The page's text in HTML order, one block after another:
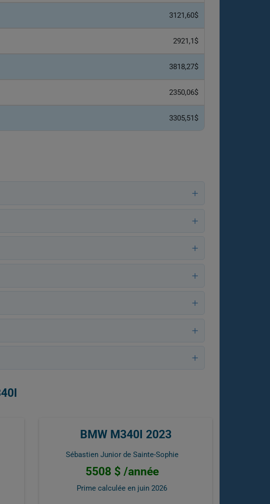
3121,60$
2921,1$
3818,27$
2350,06$
3305,51$
BMW M340I 2023
Sébastien Junior de Sainte-Sophie
5508 $ /année
Prime calculée en juin 2026